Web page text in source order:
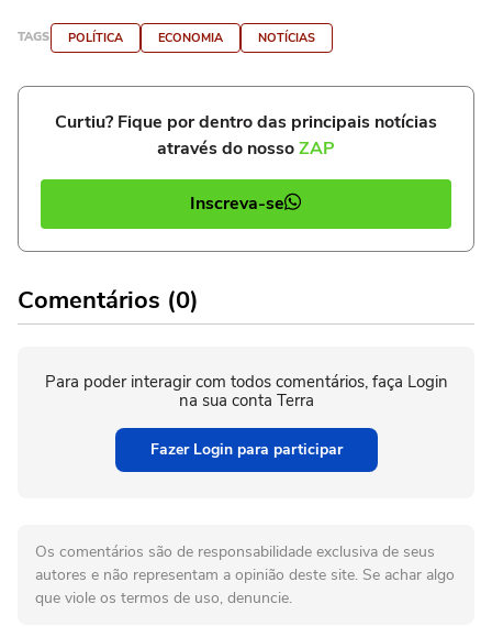
TAGS POLÍTICA ECONOMIA NOTÍCIAS
Curtiu? Fique por dentro das principais notícias
através do nossoZAP
Inscreva-se
Comentários (0)
Para poder interagir com todos comentários, faça Login
na sua conta Terra
Fazer Login para participar
Os comentários são de responsabilidade exclusiva de seus
autores e não representam a opinião deste site. Se achar algo
que viole os termos de uso, denuncie.